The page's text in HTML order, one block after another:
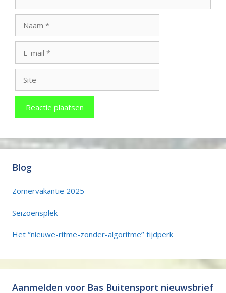
mail
Blog
Zomervakantie 2025
Seizoensplek
Het ‘’nieuwe-ritme-zonder-algoritme’’ tijdperk
Aanmelden voor Bas Buitensport nieuwsbrief